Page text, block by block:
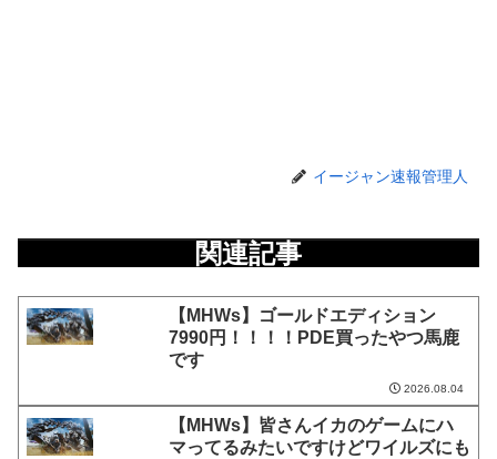
イージャン速報管理人
関連記事
【MHWs】ゴールドエディション
7990円！！！！PDE買ったやつ馬鹿
です
2026.08.04
【MHWs】皆さんイカのゲームにハ
マってるみたいですけどワイルズにも